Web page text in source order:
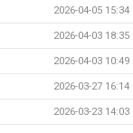
2026-04-05 15:34
2026-04-03 18:35
2026-04-03 10:49
2026-03-27 16:14
2026-03-23 14:03